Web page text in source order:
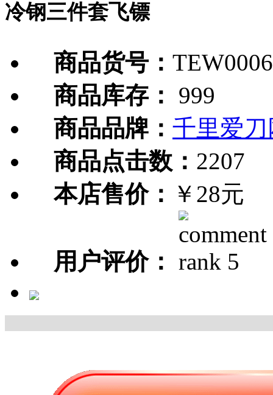
冷钢三件套飞镖
商品货号：
商品库存：
999
商品品牌： 千里爱刀
商品点击数： 2207
本店售价： ￥28元
用户评价：